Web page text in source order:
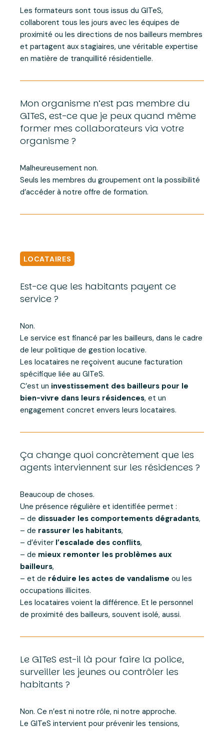
Les formateurs sont tous issus du GITeS,
collaborent tous les jours avec les équipes de
proximité ou les directions de nos bailleurs membres
et partagent aux stagiaires, une véritable expertise
en matière de tranquillité résidentielle.
Mon organisme n’est pas membre du
GITeS, est-ce que je peux quand même
former mes collaborateurs via votre
organisme ?
Malheureusement non.
Seuls les membres du groupement ont la possibilité
d’accéder à notre offre de formation.
LOCATAIRES
Est-ce que les habitants payent ce
service ?
Non.
Le service est financé par les bailleurs, dans le cadre
de leur politique de gestion locative.
Les locataires ne reçoivent aucune facturation
spécifique liée au GITeS.
C’est un investissement des bailleurs pour le
bien-vivre dans leurs résidences, et un
engagement concret envers leurs locataires.
Ça change quoi concrètement que les
agents interviennent sur les résidences ?
Beaucoup de choses.
Une présence régulière et identifiée permet :
– de dissuader les comportements dégradants,
– de rassurer les habitants,
– d’éviter l’escalade des conflits,
– de mieux remonter les problèmes aux
bailleurs,
– et de réduire les actes de vandalisme ou les
occupations illicites.
Les locataires voient la différence. Et le personnel
de proximité des bailleurs, souvent isolé, aussi.
Le GITeS est-il là pour faire la police,
surveiller les jeunes ou contrôler les
habitants ?
Non. Ce n’est ni notre rôle, ni notre approche.
Le GITeS intervient pour prévenir les tensions,